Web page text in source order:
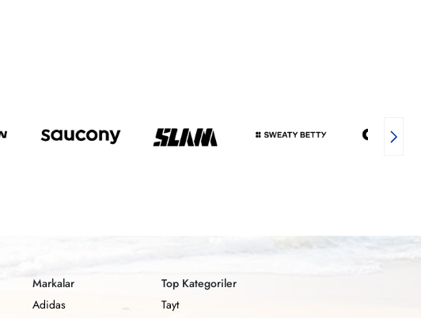
Markalar
Adidas
Top Kategoriler
Tayt